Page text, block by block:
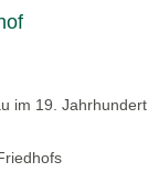
im 19. Jahrhundert.